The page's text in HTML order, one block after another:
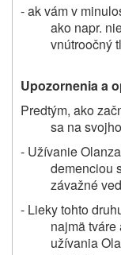
- ak vám v
ako napr.
vnútroočný
Upozornenia a
Predtým, ako
sa na
- Užívanie
demenciou
závažné
- Lieky tohto
najmä
užívania